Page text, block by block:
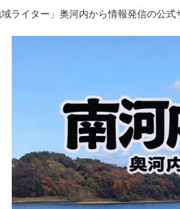
ライター」奥河内から情報発信の公